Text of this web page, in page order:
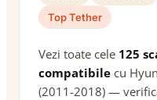
Top Tether
Vezi toate cele 125
compatibile cu
(2011-2018) —